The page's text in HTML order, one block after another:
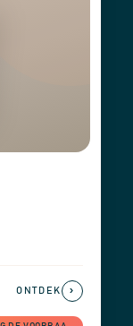
ONTDEK ›